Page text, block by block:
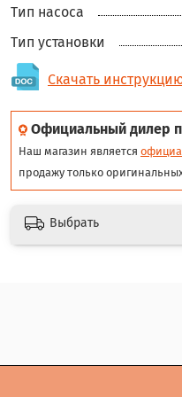
Тип насоса
Тип установки
Скачать
Официальный дилер
Наш магазин является
продажу только
Выбрать